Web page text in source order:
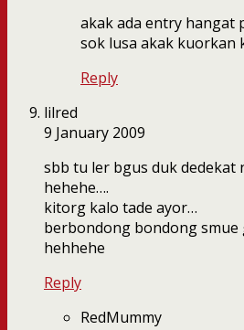
akak ada entry hangat
sok lusa akak kuorkan
Reply
lilred
9 January 2009
sbb tu ler bgus duk dedekat
hehehe….
kitorg kalo tade ayor…
berbondong bondong smue
hehhehe
Reply
RedMummy